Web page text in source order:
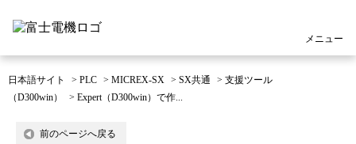
メニュー
日本語サイト > PLC > MICREX-SX > SX共通 > 支援ツール
（D300win）
> Expert（D300win）で作...
前のページへ戻る